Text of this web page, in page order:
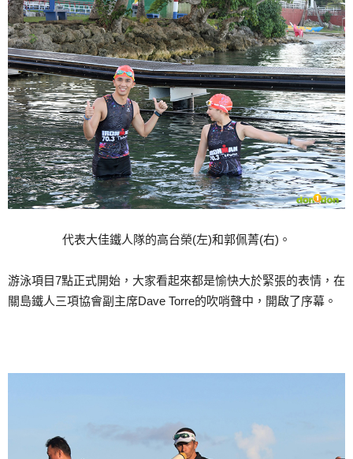
代表大佳鐵人隊的高台榮(左)和郭佩菁(右)。
游泳項目7點正式開始，大家看起來都是愉快大於緊張的表情，在
關島鐵人三項協會副主席Dave Torre的吹哨聲中，開啟了序幕。